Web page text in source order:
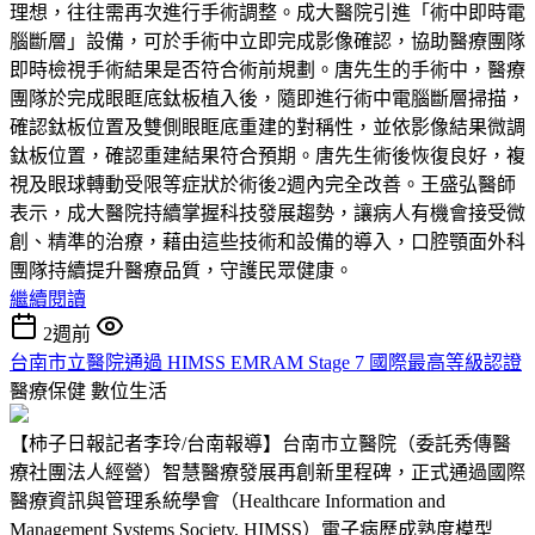
理想，往往需再次進行手術調整。成大醫院引進「術中即時電
腦斷層」設備，可於手術中立即完成影像確認，協助醫療團隊
即時檢視手術結果是否符合術前規劃。唐先生的手術中，醫療
團隊於完成眼眶底鈦板植入後，隨即進行術中電腦斷層掃描，
確認鈦板位置及雙側眼眶底重建的對稱性，並依影像結果微調
鈦板位置，確認重建結果符合預期。唐先生術後恢復良好，複
視及眼球轉動受限等症狀於術後2週內完全改善。王盛弘醫師
表示，成大醫院持續掌握科技發展趨勢，讓病人有機會接受微
創、精準的治療，藉由這些技術和設備的導入，口腔顎面外科
團隊持續提升醫療品質，守護民眾健康。
繼續閱讀
2週前
台南市立醫院通過 HIMSS EMRAM Stage 7 國際最高等級認證
醫療保健 數位生活
【柿子日報記者李玲/台南報導】台南市立醫院（委託秀傳醫
療社團法人經營）智慧醫療發展再創新里程碑，正式通過國際
醫療資訊與管理系統學會（Healthcare Information and
Management Systems Society, HIMSS）電子病歷成熟度模型